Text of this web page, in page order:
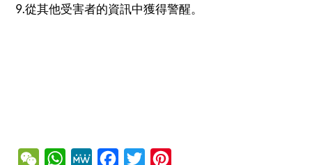
9.從其他受害者的資訊中獲得警醒。
WeChatWhatsApp
MeWe Facebook
Twitter